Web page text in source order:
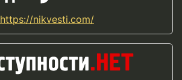
https://nikvesti.com/